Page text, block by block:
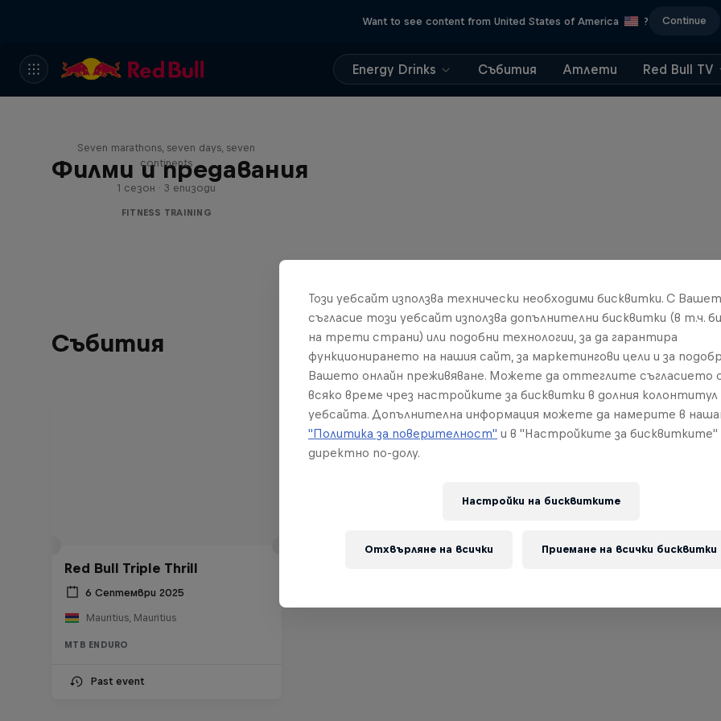
Want to see content from United States of America ? Continue
Energy Drinks Събития Атлети Red Bull TV
Филми и предавания
Michelle Khare's Great World
Seven marathons, seven days, seven
continents
1 сезон · 3 епизоди
FITNESS TRAINING
Събития
Red Bull Triple Thrill
6 Септември 2025
Mauritius, Mauritius
MTB ENDURO
Past event
Този уебсайт използва технически необходими бисквитки. С
съгласие този уебсайт използва допълнителни бисквитки (в т.ч.
на трети страни) или подобни технологии, за да гарантира
функционирането на нашия сайт, за маркетингови цели и за
Вашето онлайн преживяване. Можете да оттеглите съгласието
всяко време чрез настройките за бисквитки в долния колонтитул
уебсайта. Допълнителна информация можете да намерите в
"Политика за поверителност" и в "Настройките за бисквитките"
директно по-долу.
Настройки на бисквитките
Отхвърляне на всички Приемане на всички бисквитки